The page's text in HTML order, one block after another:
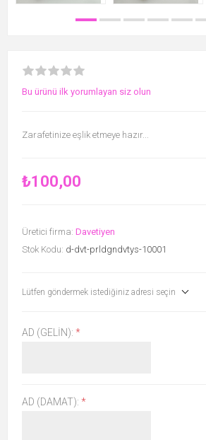
Bu ürünü ilk yorumlayan siz olun
Zarafetinize eşlik etmeye hazır...
₺100,00
Üretici firma: Davetiyen
Stok Kodu: d-dvt-prldgndvtys-10001
Lütfen göndermek istediğiniz adresi seçin
AD (GELIN): *
AD (DAMAT): *